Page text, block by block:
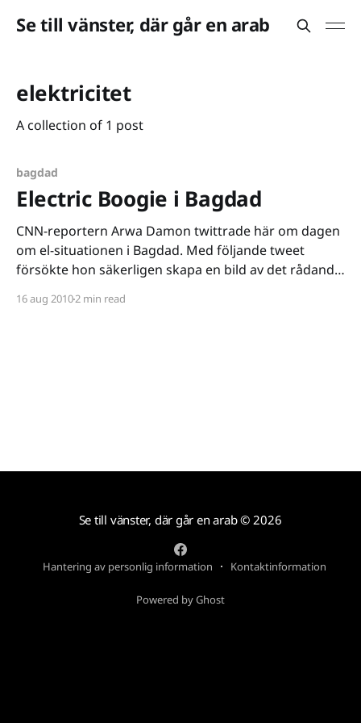
Se till vänster, där går en arab
elektricitet
A collection of 1 post
bagdad
Electric Boogie i Bagdad
CNN-reportern Arwa Damon twittrade här om dagen
om el-situationen i Bagdad. Med följande tweet
försökte hon säkerligen skapa en bild av det rådande
[http://twitter.com/search?q=%23iraq] mess of cables
16 aug 20102 min read
Se till vänster, där går en arab© 2026
Hantering av personlig information Kontaktinformation
Powered by Ghost